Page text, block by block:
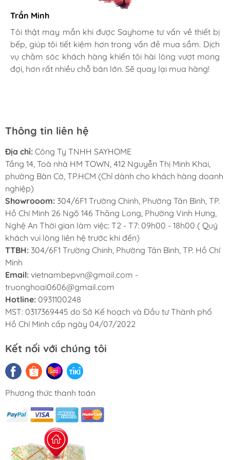
năm với đội ngũ kỹ thuật viên, chăm sóc khách
CHÍNH SÁCH BẢO HÀNH
Gia đình bác sĩ X.A
Mình rất mê cách nhân viên tư vấn, chăm sóc khách tận
tình, chu đáo tại Sayhome. Mình đã mua 2 máy rửa bát
cho mình và bố mẹ chồng,chất lượng ổn định. Ở đây có
Trần Minh
Tôi thật may mắn khi được Sayhome tư vấn về thiết bị
bếp, giúp tôi tiết kiệm hơn trong vấn đề mua sắm. Dịch
vụ chăm sóc khách hàng khiến tôi hài lòng vượt mong
đợi, hơn rất nhiều chỗ bán lớn. Sẽ quay lại mua hàng!
Thông tin liên hệ
Địa chỉ: Công Ty TNHH SAYHOME
Tầng 14, Toà nhà HM TOWN, 412 Nguyễn Thị Minh Khai,
phường Bàn Cờ, TP.HCM (Chỉ dành cho khách hàng doanh
nghiệp)
Showrooom: 304/6F1 Trường Chinh, Phường Tân Bình, TP.
Hồ Chí Minh 26 Ngõ 146 Thăng Long, Phường Vinh Hưng,
Nghệ An Thời gian làm việc: T2 - T7: 09h00 - 18h00 ( Quý
khách vui lòng liên hệ trước khi đến)
TTBH: 304/6F1 Trường Chinh, Phường Tân Bình, TP. Hồ Chí
Minh
Email: vietnambepvn@gmail.com -
truonghoai0606@gmail.com
Hotline: 0931100248
MST: 0317369445 do Sở Kế hoạch và Đầu tư Thành phố
Hồ Chí Minh cấp ngày 04/07/2022
Kết nối với chúng tôi
Phương thức thanh toán